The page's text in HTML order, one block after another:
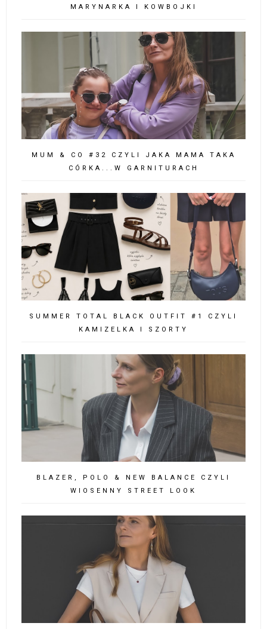
MARYNARKA I KOWBOJKI
MUM & CO #32 CZYLI JAKA MAMA TAKA
CÓRKA...W GARNITURACH
SUMMER TOTAL BLACK OUTFIT #1 CZYLI
KAMIZELKA I SZORTY
BLAZER, POLO & NEW BALANCE CZYLI
WIOSENNY STREET LOOK